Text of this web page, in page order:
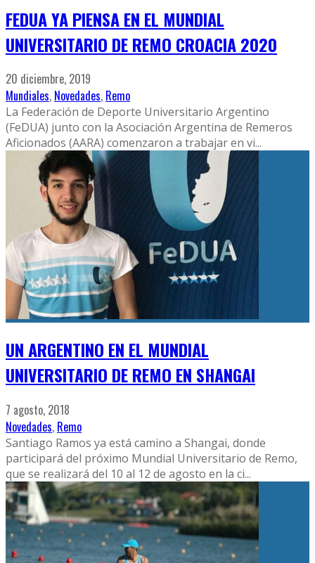
FEDUA YA PIENSA EN EL MUNDIAL
UNIVERSITARIO DE REMO CROACIA 2020
20 diciembre, 2019
Mundiales, Novedades, Remo
La Federación de Deporte Universitario Argentino
(FeDUA) junto con la Asociación Argentina de Remeros
Aficionados (AARA) comenzaron a trabajar en vi...
UN ARGENTINO EN EL MUNDIAL
UNIVERSITARIO DE REMO EN SHANGAI
7 agosto, 2018
Novedades, Remo
Santiago Ramos ya está camino a Shangai, donde
participará del próximo Mundial Universitario de Remo,
que se realizará del 10 al 12 de agosto en la ci...